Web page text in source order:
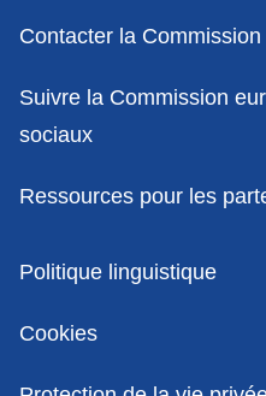
Contacter la
Suivre la Commission
sociaux
Ressources pour les
Politiques
Politique linguistique
Cookies